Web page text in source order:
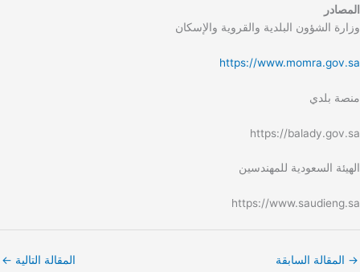
المصادر
وزارة الشؤون البلدية والقروية والإسكان
https://www.momra.gov.sa
منصة بلدي
https://balady.gov.sa
الهيئة السعودية للمهندسين
https://www.saudieng.sa
→ المقالة السابقة المقالة التالية ←